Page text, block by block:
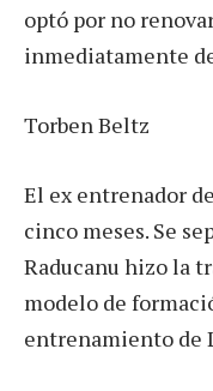
optó por no
inmediatamente
Torben Beltz
El ex entrenador
cinco meses. Se
Raducanu hizo la
modelo de
entrenamiento de